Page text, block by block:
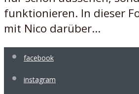
funktionieren. In dieser
mit Nico darüber...
facebook
instagram